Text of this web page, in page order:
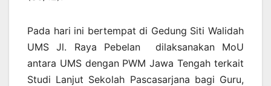
Pada hari ini bertempat di Gedung Siti Walidah
UMS Jl. Raya Pebelan dilaksanakan MoU
antara UMS dengan PWM Jawa Tengah terkait
Studi Lanjut Sekolah Pascasarjana bagi Guru,